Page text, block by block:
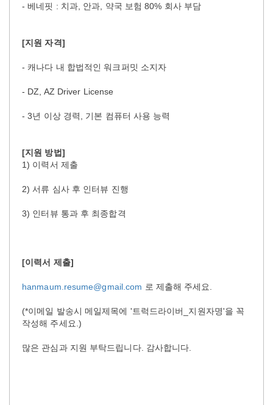
- 베네핏 : 치과, 안과, 약국 보험 80% 회사 부담
[지원 자격]
- 캐나다 내 합법적인 워크퍼밋 소지자
- DZ, AZ Driver License
- 3년 이상 경력, 기본 컴퓨터 사용 능력
[지원 방법]
1) 이력서 제출
2) 서류 심사 후 인터뷰 진행
3) 인터뷰 통과 후 최종합격
[이력서 제출]
hanmaum.resume@gmail.com 로 제출해 주세요.
(*이메일 발송시 메일제목에 '트럭드라이버_지원자명'을 꼭
작성해 주세요.)
많은 관심과 지원 부탁드립니다. 감사합니다.